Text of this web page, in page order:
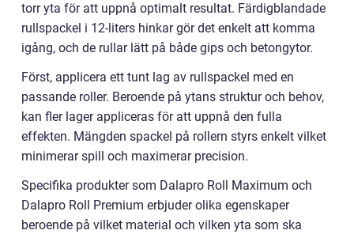
torr yta för att uppnå optimalt resultat. Färdigblandade
rullspackel i 12-liters hinkar gör det enkelt att komma
igång, och de rullar lätt på både gips och betongytor.
Först, applicera ett tunt lag av rullspackel med en
passande roller. Beroende på ytans struktur och behov,
kan fler lager appliceras för att uppnå den fulla
effekten. Mängden spackel på rollern styrs enkelt vilket
minimerar spill och maximerar precision.
Specifika produkter som Dalapro Roll Maximum och
Dalapro Roll Premium erbjuder olika egenskaper
beroende på vilket material och vilken yta som ska